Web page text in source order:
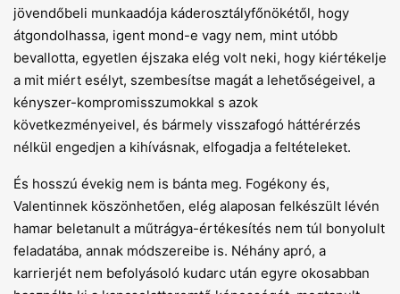
jövendőbeli munkaadója káderosztályfőnökétől, hogy
átgondolhassa, igent mond-e vagy nem, mint utóbb
bevallotta, egyetlen éjszaka elég volt neki, hogy kiértékelje
a mit miért esélyt, szembesítse magát a lehetőségeivel, a
kényszer-kompromisszumokkal s azok
következményeivel, és bármely visszafogó háttérérzés
nélkül engedjen a kihívásnak, elfogadja a feltételeket.
És hosszú évekig nem is bánta meg. Fogékony és,
Valentinnek köszönhetően, elég alaposan felkészült lévén
hamar beletanult a műtrágya-értékesítés nem túl bonyolult
feladatába, annak módszereibe is. Néhány apró, a
karrierjét nem befolyásoló kudarc után egyre okosabban